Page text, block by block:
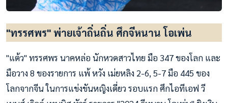
"ทรรศพร" พ่ายเจ้าถิ่นถิ่น ศึกจีหนาน โอเพ่น
"แต้ว" ทรรศพร นาคหล่อ นักหวดสาวไทย มือ 347 ของโลก และ
มือวาง 8 ของรายการ แพ้ หวัง เม่ยหลิง 2-6, 5-7 มือ 445 ของ
โลกจากจีน ในการแข่งขันหญิงเดี่ยว รอบแรก ศึกไอทีเอฟ วี